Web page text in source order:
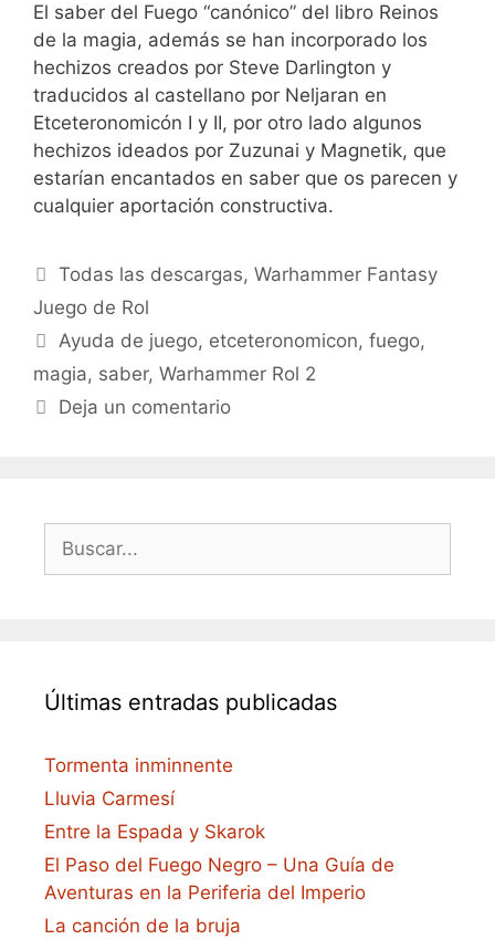
El saber del Fuego “canónico” del libro Reinos
de la magia, además se han incorporado los
hechizos creados por Steve Darlington y
traducidos al castellano por Neljaran en
Etceteronomicón I y II, por otro lado algunos
hechizos ideados por Zuzunai y Magnetik, que
estarían encantados en saber que os parecen y
cualquier aportación constructiva.
Categorías
Todas las descargas,Warhammer Fantasy
Juego de Rol
Etiquetas
Ayuda de juego, etceteronomicon,fuego,
magia, saber, Warhammer Rol 2
Deja un comentario
Buscar:
Últimas entradas publicadas
Tormenta inminnente
Lluvia Carmesí
Entre la Espada y Skarok
El Paso del Fuego Negro – Una Guía de
Aventuras en la Periferia del Imperio
La canción de la bruja